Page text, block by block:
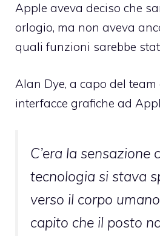
Apple aveva deciso che
orlogio, ma non aveva
quali funzioni sarebbe
Alan Dye, a capo del team
interfacce grafiche ad
C’era la sensazione
tecnologia si stava
verso il corpo
capito che il posto